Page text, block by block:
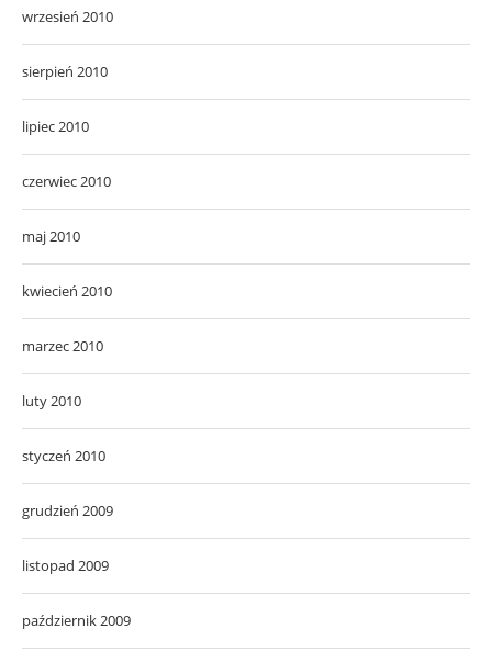
wrzesień 2010
sierpień 2010
lipiec 2010
czerwiec 2010
maj 2010
kwiecień 2010
marzec 2010
luty 2010
styczeń 2010
grudzień 2009
listopad 2009
październik 2009